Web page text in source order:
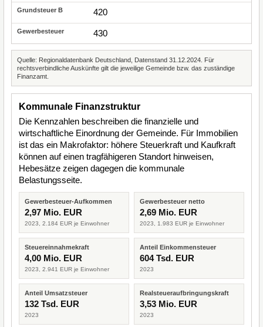
420
430
Quelle: Regionaldatenbank Deutschland, Datenstand 31.12.2024. Für
rechtsverbindliche Auskünfte gilt die jeweilige Gemeinde bzw. das zuständige
Finanzamt.
Kommunale Finanzstruktur
Die Kennzahlen beschreiben die finanzielle und
wirtschaftliche Einordnung der Gemeinde. Für Immobilien
ist das ein Makrofaktor: höhere Steuerkraft und Kaufkraft
können auf einen tragfähigeren Standort hinweisen,
Hebesätze zeigen dagegen die kommunale
Belastungsseite.
Gewerbesteuer-Aufkommen
2,97 Mio. EUR
2023, 2.184 EUR je Einwohner
Gewerbesteuer netto
2,69 Mio. EUR
2023, 1.983 EUR je Einwohner
Steuereinnahmekraft
4,00 Mio. EUR
2023, 2.941 EUR je Einwohner
Anteil Einkommensteuer
604 Tsd. EUR
2023
Anteil Umsatzsteuer
132 Tsd. EUR
2023
Realsteueraufbringungskraft
3,53 Mio. EUR
2023